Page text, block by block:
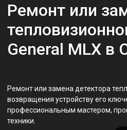
Ремонт или
General MLX в
Ремонт или замена детектора
возвращения устройству его
профессиональным мастером,
техники.